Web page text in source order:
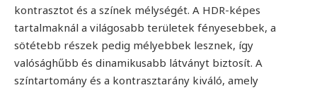
kontrasztot és a színek mélységét. A HDR-képes
tartalmaknál a világosabb területek fényesebbek, a
sötétebb részek pedig mélyebbek lesznek, így
valósághűbb és dinamikusabb látványt biztosít. A
színtartomány és a kontrasztarány kiváló, amely